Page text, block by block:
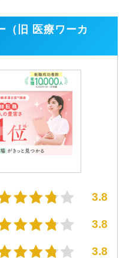
（旧 医療ワーカ
3.8
3.8
3.8